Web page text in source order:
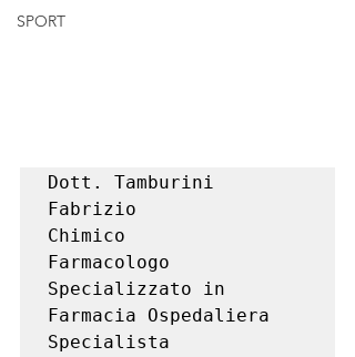
SPORT
Dott. Tamburini
Fabrizio
Chimico
Farmacologo
Specializzato in
Farmacia Ospedaliera
Specialista